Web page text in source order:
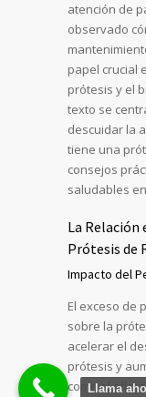
atención de
observado
papel crucial
prótesis y el
texto se
descuidar la
tiene una
consejos
saludables
La Relación
Prótesis de
Impacto del
El exceso de
sobre la
acelerar el
prótesis y
como el
Llama